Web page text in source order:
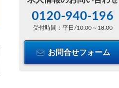
0120-940-196
受付時間：平日/10:00～18:00
お問合せフォーム